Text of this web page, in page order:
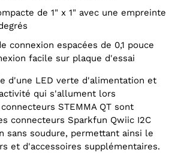
facile sur plaque d'essai
d'une LED verte d'alimentation et
qui s'allument lors
STEMMA QT sont
connecteurs Sparkfun Qwiic I2C
sans soudure, permettant ainsi le
et d'accessoires supplémentaires.